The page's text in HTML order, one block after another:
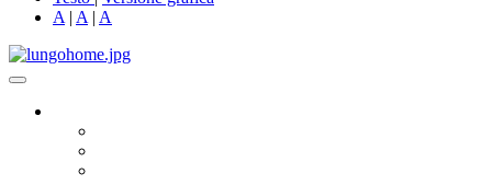
A | A | A